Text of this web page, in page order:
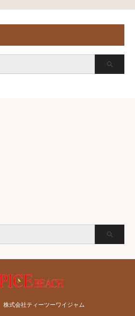
式会社ティーツーワイジャム